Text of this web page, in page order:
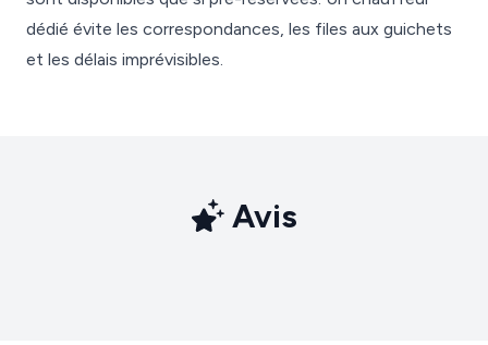
dédié évite les correspondances, les files aux guichets
et les délais imprévisibles.
Avis